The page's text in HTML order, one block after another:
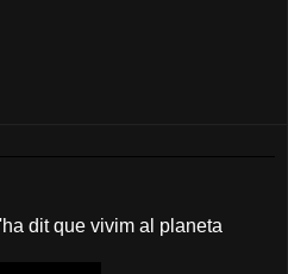
dit que vivim al planeta